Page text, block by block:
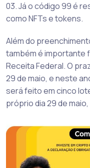
03. Já o código 99 é
como NFTs e tokens.
Além do
também é importante
Receita Federal. O
29 de maio, e neste
será feito em cinco
próprio dia 29 de